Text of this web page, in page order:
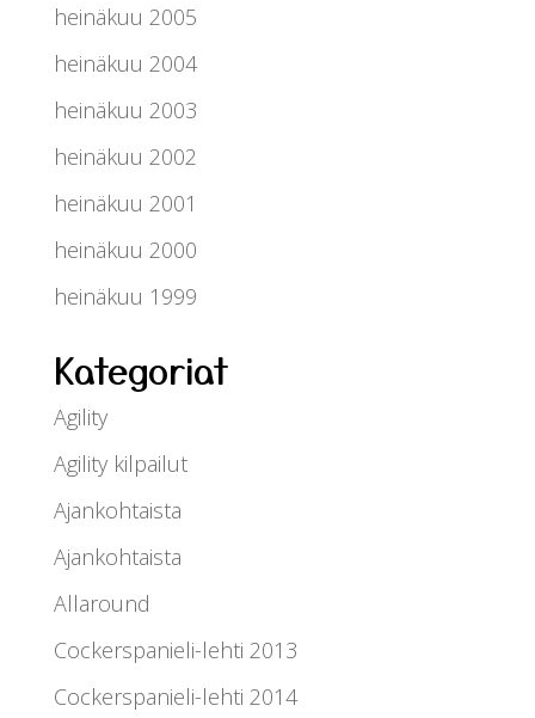
heinäkuu 2005
heinäkuu 2004
heinäkuu 2003
heinäkuu 2002
heinäkuu 2001
heinäkuu 2000
heinäkuu 1999
Kategoriat
Agility
Agility kilpailut
Ajankohtaista
Ajankohtaista
Allaround
Cockerspanieli-lehti 2013
Cockerspanieli-lehti 2014